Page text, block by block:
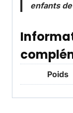
enfants
Poids